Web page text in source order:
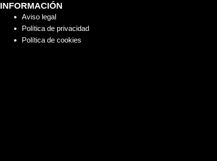
INFORMACIÓN
Aviso legal
Política de privacidad
Política de cookies